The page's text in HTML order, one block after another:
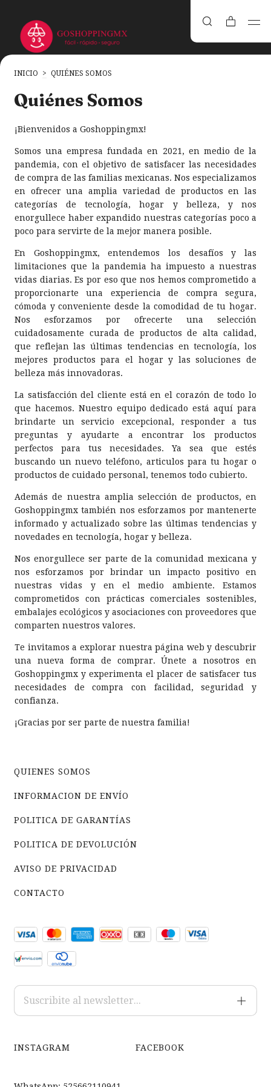
INICIO > QUIÉNES SOMOS
Quiénes Somos
¡Bienvenidos a Goshoppingmx!
Somos una empresa fundada en 2021, en medio de la
pandemia, con el objetivo de satisfacer las necesidades
de compra de las familias mexicanas. Nos especializamos
en ofrecer una amplia variedad de productos en las
categorías de tecnología, hogar y belleza, y nos
enorgullece haber expandido nuestras categorías poco a
poco para servirte de la mejor manera posible.
En Goshoppingmx, entendemos los desafíos y las
limitaciones que la pandemia ha impuesto a nuestras
vidas diarias. Es por eso que nos hemos comprometido a
proporcionarte una experiencia de compra segura,
cómoda y conveniente desde la comodidad de tu hogar.
Nos esforzamos por ofrecerte una selección
cuidadosamente curada de productos de alta calidad,
que reflejan las últimas tendencias en tecnología, los
mejores productos para el hogar y las soluciones de
belleza más innovadoras.
La satisfacción del cliente está en el corazón de todo lo
que hacemos. Nuestro equipo dedicado está aquí para
brindarte un servicio excepcional, responder a tus
preguntas y ayudarte a encontrar los productos
perfectos para tus necesidades. Ya sea que estés
buscando un nuevo teléfono, articulos para tu hogar o
productos de cuidado personal, tenemos todo cubierto.
Además de nuestra amplia selección de productos, en
Goshoppingmx también nos esforzamos por mantenerte
informado y actualizado sobre las últimas tendencias y
novedades en tecnología, hogar y belleza.
Nos enorgullece ser parte de la comunidad mexicana y
nos esforzamos por brindar un impacto positivo en
nuestras vidas y en el medio ambiente. Estamos
comprometidos con prácticas comerciales sostenibles,
embalajes ecológicos y asociaciones con proveedores que
comparten nuestros valores.
Te invitamos a explorar nuestra página web y descubrir
una nueva forma de comprar. Únete a nosotros en
Goshoppingmx y experimenta el placer de satisfacer tus
necesidades de compra con facilidad, seguridad y
confianza.
¡Gracias por ser parte de nuestra familia!
QUIENES SOMOS
INFORMACION DE ENVÍO
POLITICA DE GARANTÍAS
POLITICA DE DEVOLUCIÓN
AVISO DE PRIVACIDAD
CONTACTO
INSTAGRAM FACEBOOK